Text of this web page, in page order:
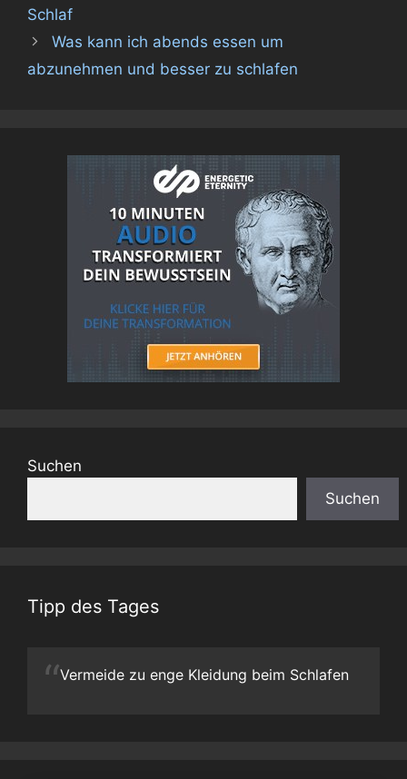
Schlaf
Was kann ich abends essen um
abzunehmen und besser zu schlafen
Suchen
Suchen
Tipp des Tages
“Vermeide zu enge Kleidung beim Schlafen